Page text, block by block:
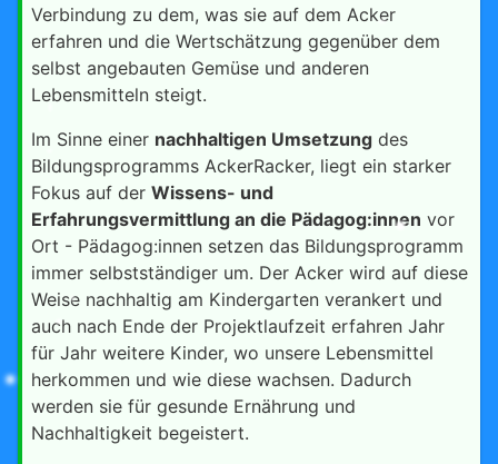
Verbindung zu dem, was sie auf dem Acker
erfahren und die Wertschätzung gegenüber dem
selbst angebauten Gemüse und anderen
Lebensmitteln steigt.
Im Sinne einer nachhaltigen Umsetzung des
Bildungsprogramms AckerRacker, liegt ein starker
Fokus auf der Wissens- und
Erfahrungsvermittlung an die Pädagog:innen vor
Ort - Pädagog:innen setzen das Bildungsprogramm
immer selbstständiger um. Der Acker wird auf diese
Weise nachhaltig am Kindergarten verankert und
auch nach Ende der Projektlaufzeit erfahren Jahr
für Jahr weitere Kinder, wo unsere Lebensmittel
herkommen und wie diese wachsen. Dadurch
werden sie für gesunde Ernährung und
Nachhaltigkeit begeistert.